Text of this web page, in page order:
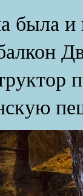
была